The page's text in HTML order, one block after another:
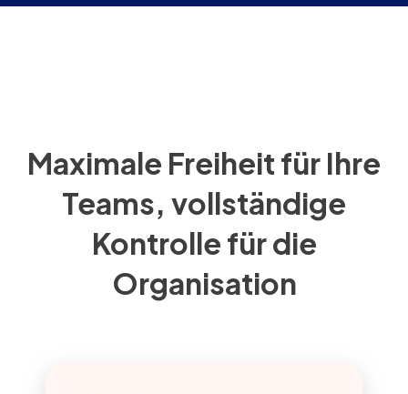
Maximale Freiheit für Ihre
Teams, vollständige
Kontrolle für die
Organisation